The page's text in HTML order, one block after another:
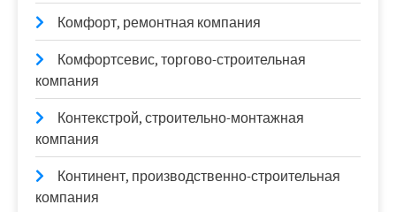
Комфорт, ремонтная компания
Комфортсевис, торгово-строительная
компания
Контекстрой, строительно-монтажная
компания
Континент, производственно-строительная
компания